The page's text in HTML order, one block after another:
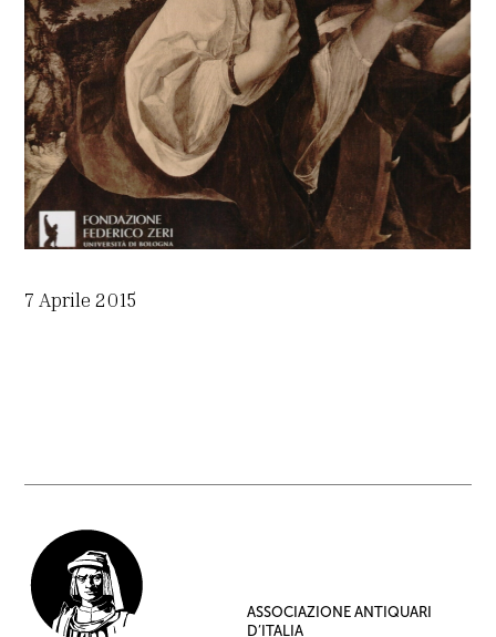
7 Aprile 2015
ASSOCIAZIONE ANTIQUARI
D’ITALIA